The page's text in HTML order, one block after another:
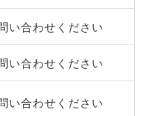
い合わせください
い合わせください
い合わせください